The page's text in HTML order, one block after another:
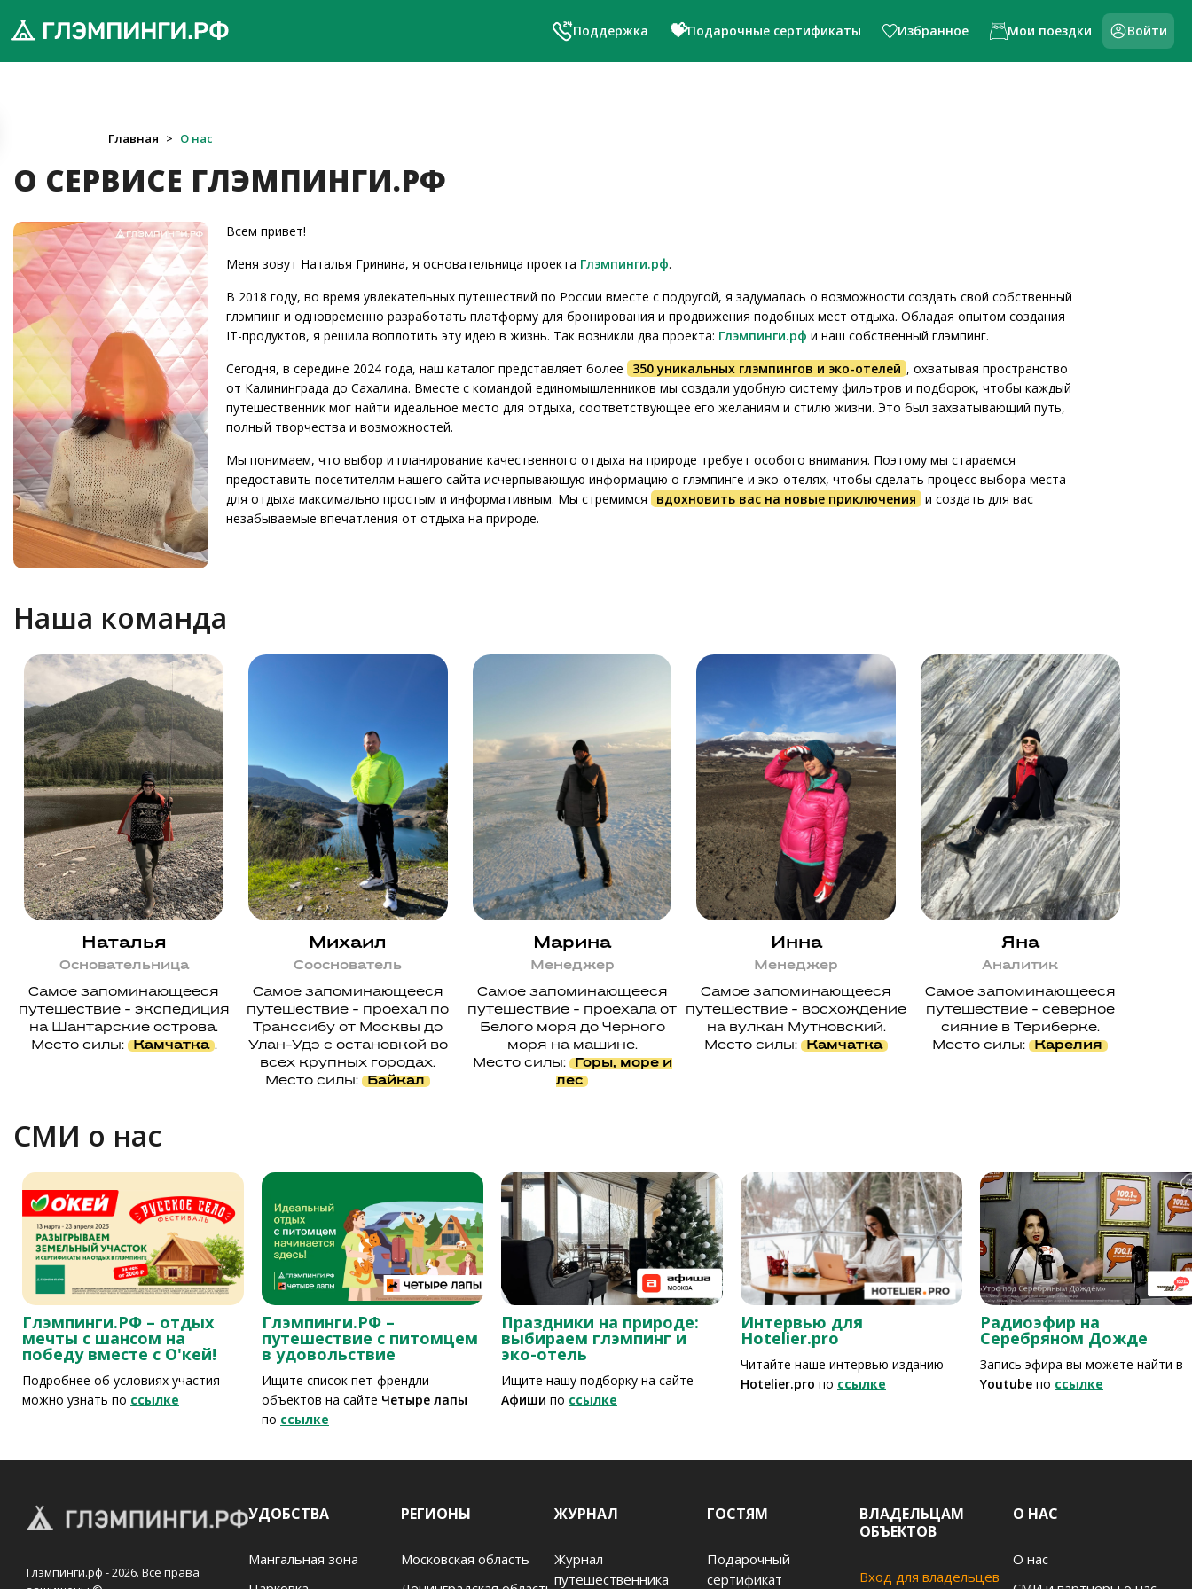
Поддержка 💝Подарочные сертификаты Избранное Мои поездки Войти
Мои
Подарочные
сертификаты
Главная > О нас
О СЕРВИСЕ ГЛЭМПИНГИ.РФ
Всем привет!
Меня зовут Наталья Гринина, я основательница проекта Глэмпинги.рф.
В 2018 году, во время увлекательных путешествий по России вместе с подругой, я задумалась о возможности создать свой собственный
глэмпинг и одновременно разработать платформу для бронирования и продвижения подобных мест отдыха. Обладая опытом создания
IT-продуктов, я решила воплотить эту идею в жизнь. Так возникли два проекта: Глэмпинги.рф и наш собственный глэмпинг.
Сегодня, в середине 2024 года, наш каталог представляет более
350 уникальных глэмпингов и эко-отелей , охватывая пространство
от Калининграда до Сахалина. Вместе с командой единомышленников мы создали удобную систему фильтров и подборок, чтобы каждый
путешественник мог найти идеальное место для отдыха, соответствующее его желаниям и стилю жизни. Это был захватывающий путь,
полный творчества и возможностей.
Мы понимаем, что выбор и планирование качественного отдыха на природе требует особого внимания. Поэтому мы стараемся
предоставить посетителям нашего сайта исчерпывающую информацию о глэмпинге и эко-отелях, чтобы сделать процесс выбора места
для отдыха максимально простым и информативным. Мы стремимся
вдохновить вас на новые приключения и создать для вас
незабываемые впечатления от отдыха на природе.
Наша команда
Наталья
Основательница
Самое запоминающееся
путешествие - экспедиция
на Шантарские острова.
Место силы:
Камчатка .
Михаил
Сооснователь
Самое запоминающееся
путешествие - проехал по
Транссибу от Москвы до
Улан-Удэ с остановкой во
всех крупных городах.
Место силы:
Байкал
Марина
Менеджер
Самое запоминающееся
путешествие - проехала от
Белого моря до Черного
моря на машине.
Место силы:
Горы, море и
лес
Инна
Менеджер
Самое запоминающееся
путешествие - восхождение
на вулкан Мутновский.
Место силы:
Камчатка
Яна
Аналитик
Самое запоминающееся
путешествие - северное
сияние в Териберке.
Место силы:
Карелия
СМИ о нас
Глэмпинги.РФ – отдых
мечты с шансом на
победу вместе с О'кей!
Подробнее об условиях участия
можно узнать по ссылке
Глэмпинги.РФ –
путешествие с питомцем
в удовольствие
Ищите список пет-френдли
объектов на сайте Четыре лапы
по ссылке
Праздники на природе:
выбираем глэмпинг и
эко-отель
Ищите нашу подборку на сайте
Афиши по ссылке
Интервью для
Hotelier.pro
Читайте наше интервью изданию
Hotelier.pro по ссылке
Радиоэфир на
Серебряном Дожде
Запись эфира вы можете найти в
Youtube по ссылке
О НАС
О нас
ВЛАДЕЛЬЦАМ
ОБЪЕКТОВ
Вход для владельцев
ГОСТЯМ
Подарочный
сертификат
ЖУРНАЛ
Журнал
путешественника
РЕГИОНЫ
Московская область
УДОБСТВА
Мангальная зона
Глэмпинги.рф - 2026. Все права